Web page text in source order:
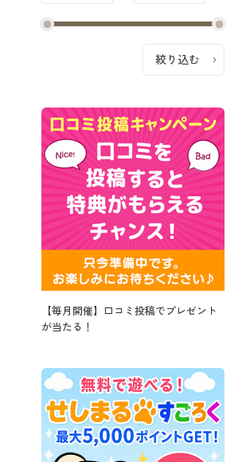
【毎月開催】口コミ投稿でプレゼント
が当たる！